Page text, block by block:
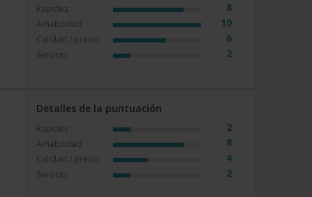
Rapidez 8
Amabilidad 10
Calidad / precio 6
Servicio 2
Detalles de la puntuación
Rapidez 2
Amabilidad 8
Calidad / precio 4
Servicio 2